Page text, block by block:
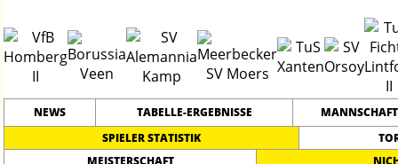
NEWS TABELLE-ERGEBNISSE
MANNSCHAFT
SPIELER STATISTIK
MEISTERSCHAFT